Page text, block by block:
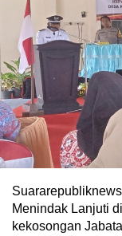
Menindak Lanjuti
kekosongan